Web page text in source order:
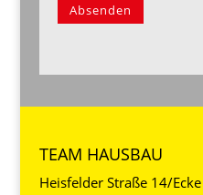
Absenden
TEAM HAUSBAU
Heisfelder Straße 14/